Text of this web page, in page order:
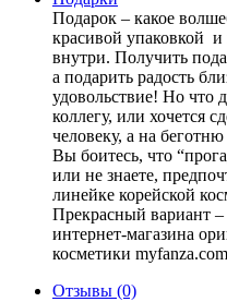
Подарок – какое
красивой упаковкой
внутри. Получить
а подарить радость
удовольствие! Но что
коллегу, или хочется
человеку, а на
Вы боитесь, что
или не знаете,
линейке корейской
Прекрасный вариант
интернет-магазина
косметики
Отзывы (0)